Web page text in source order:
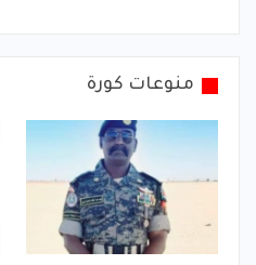
منوعات كورة